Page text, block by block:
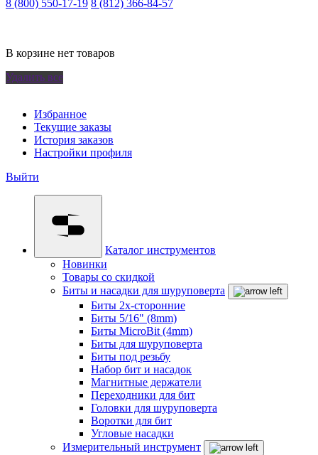
8 (800) 550-17-19 8 (812) 366-84-57
В корзине нет товаров
Удалить все
Избранное
Текущие заказы
История заказов
Настройки профиля
Выйти
Каталог инструментов
Новинки
Товары со скидкой
Биты и насадки для шуруповерта
Биты 2х-сторонние
Биты 5/16" (8mm)
Биты MicroBit (4mm)
Биты для шуруповерта
Биты под резьбу
Набор бит и насадок
Магнитные держатели
Переходники для бит
Головки для шуруповерта
Воротки для бит
Угловые насадки
Измерительный инструмент